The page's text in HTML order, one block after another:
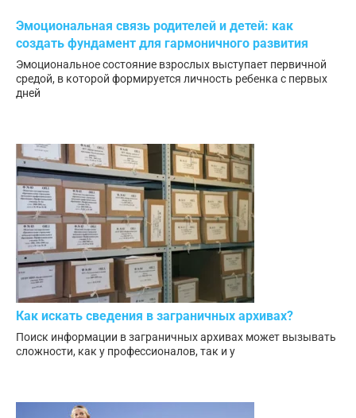
Эмоциональная связь родителей и детей: как
создать фундамент для гармоничного развития
Эмоциональное состояние взрослых выступает первичной
средой, в которой формируется личность ребенка с первых
дней
Как искать сведения в заграничных архивах?
Поиск информации в заграничных архивах может вызывать
сложности, как у профессионалов, так и у